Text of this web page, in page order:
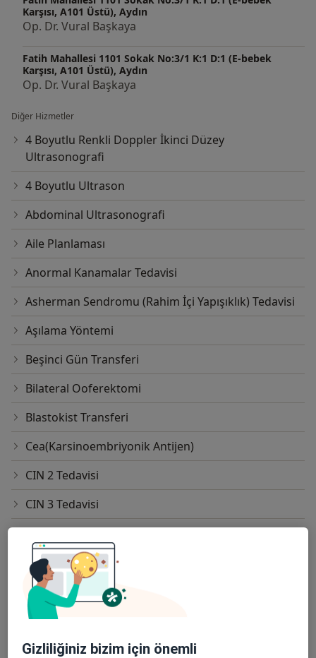
Karşısı, A101 Üstü), Aydın
Op. Dr. Vural Başkaya
Fatih Mahallesi 1101 Sokak No:3/1 K:1 D:1 (E-bebek
Karşısı, A101 Üstü), Aydın
Op. Dr. Vural Başkaya
Diğer Hizmetler
4 Boyutlu Renkli Doppler İkinci Düzey
Ultrasonografi
4 Boyutlu Ultrason
Abdominal Ultrasonografi
Aile Planlaması
Anormal Kanamalar Tedavisi
Asherman Sendromu (Rahim İçi Yapışıklık) Tedavisi
Aşılama Yöntemi
Beşinci Gün Transferi
Bilateral Ooferektomi
Blastokist Transferi
Cea(Karsinoembriyonik Antijen)
CIN 2 Tedavisi
CIN 3 Tedavisi
Doppler Ultrason
Doğal Doğum
Doğum Kontrol
Doğum Kontrolde Doğal Yöntemler
Gizliliğiniz bizim için önemli